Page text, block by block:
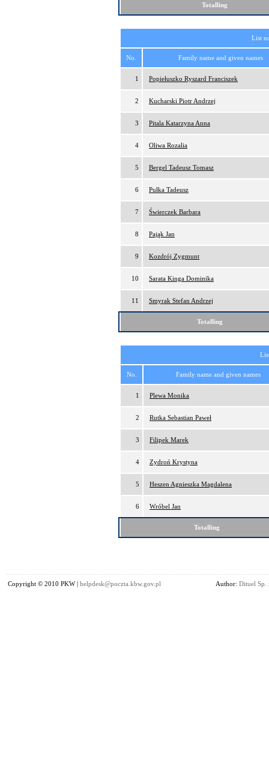
Totalling
List
No. Family name and given names
1 Popiełuszko Ryszard Franciszek
2 Kucharski Piotr Andrzej
3 Pitala Katarzyna Anna
4 Oliwa Rozalia
5 Bergel Tadeusz Tomasz
6 Pułka Tadeusz
7 Świerczek Barbara
8 Pająk Jan
9 Kozdrój Zygmunt
10 Sarata Kinga Dominika
11 Smyrak Stefan Andrzej
Totalling
No. Family name and given names
1 Plewa Monika
2 Rutka Sebastian Paweł
3 Filipek Marek
4 Zydroń Krystyna
5 Heszen Agnieszka Magdalena
6 Wróbel Jan
Totalling
Copyright © 2010 PKW | helpdesk@poczta.kbw.gov.pl Author: Dituel Sp.